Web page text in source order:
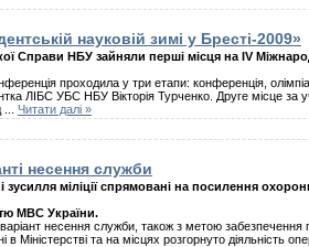
науковій зимі у Бресті-2009»
Справи НБУ зайняли перші місця на IV
проходила у три етапи: конференція,
ЛІБС УБС НБУ Вікторія Турченко. Друге місце за
Читати далі »
несення служби
міліції спрямовані на посилення
МВС України.
несення служби, також з метою забезпечення
Міністерстві та на місцях розгорнуто діяльність